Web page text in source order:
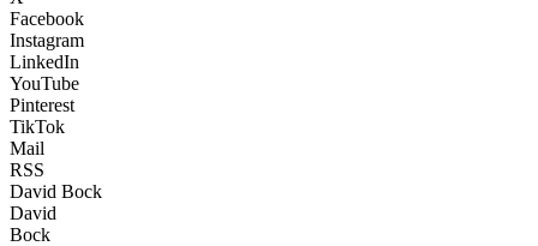
Facebook
Instagram
LinkedIn
YouTube
Pinterest
TikTok
Mail
RSS
David Bock
David
Bock